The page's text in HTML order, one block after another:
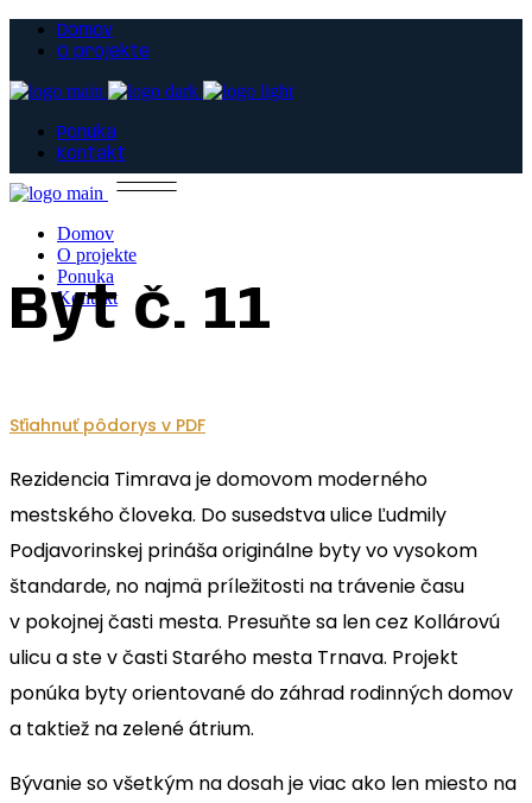
Domov
O projekte
Ponuka
Kontakt
Domov
O projekte
Ponuka
Kontakt
Byt č. 11
Sťiahnuť pôdorys v PDF
Rezidencia Timrava je domovom moderného
mestského človeka. Do susedstva ulice Ľudmily
Podjavorinskej prináša originálne byty vo vysokom
štandarde, no najmä príležitosti na trávenie času
v pokojnej časti mesta. Presuňte sa len cez Kollárovú
ulicu a ste v časti Starého mesta Trnava. Projekt
ponúka byty orientované do záhrad rodinných domov
a taktiež na zelené átrium.
Bývanie so všetkým na dosah je viac ako len miesto na